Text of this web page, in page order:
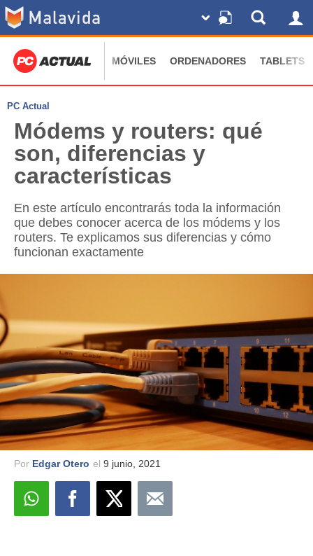
MÓVILES ORDENADORES TABLETS
PC Actual
Módems y routers: qué
son, diferencias y
características
En este artículo encontrarás toda la información
que debes conocer acerca de los módems y los
routers. Te explicamos sus diferencias y cómo
funcionan exactamente
Por Edgar Otero el 9 junio, 2021